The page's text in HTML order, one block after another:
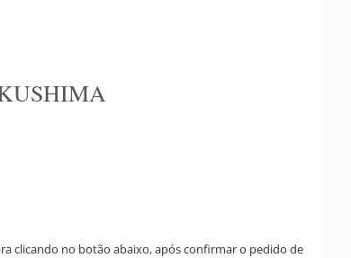
clicando no botão abaixo, após confirmar o pedido de